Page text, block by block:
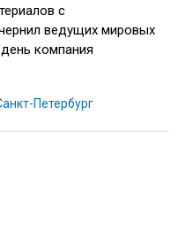
с
ведущих мировых
компания
Петербург